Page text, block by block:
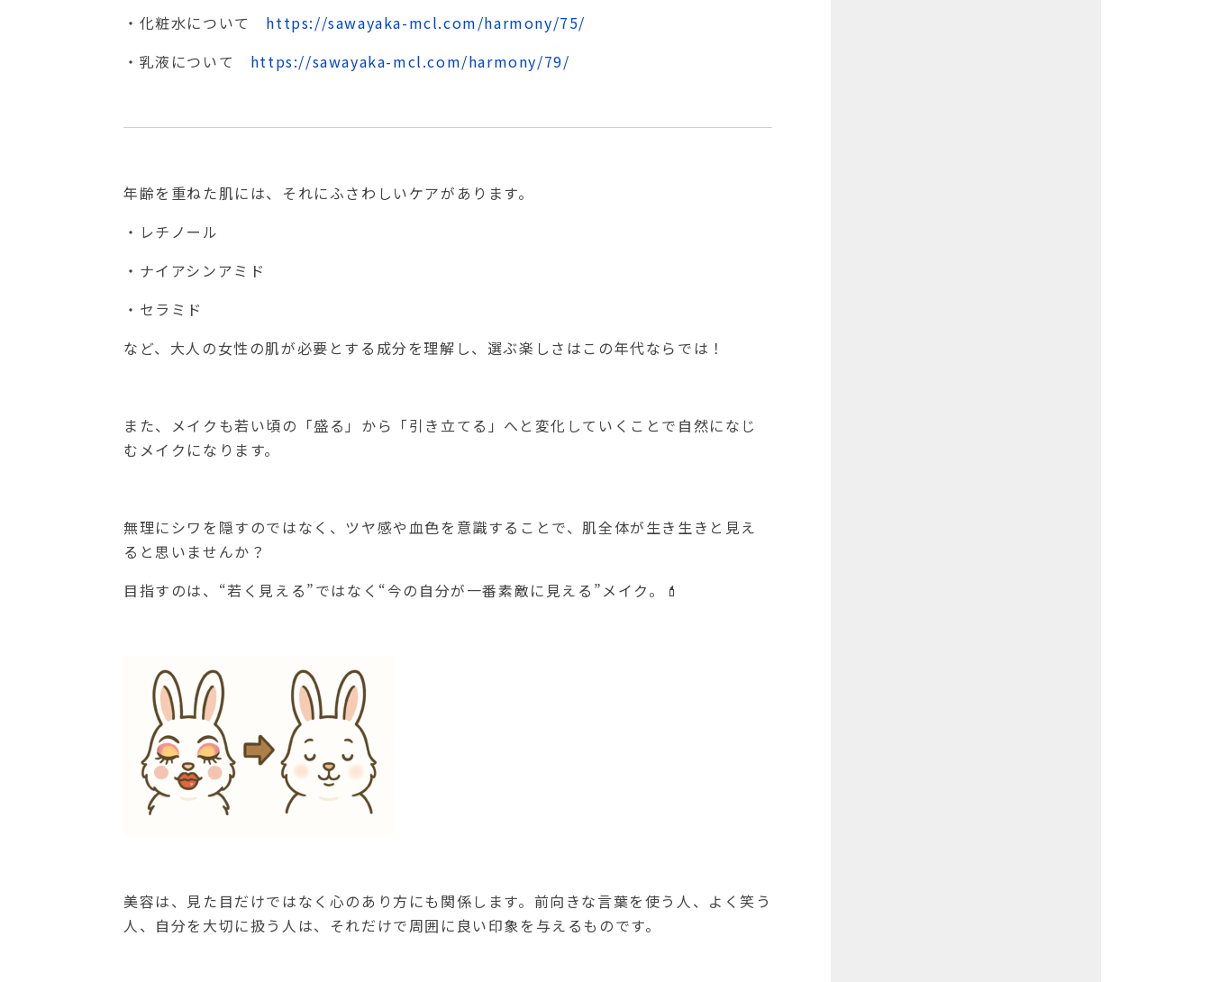
・化粧水について https://sawayaka-mcl.com/harmony/75/
・乳液について https://sawayaka-mcl.com/harmony/79/
年齢を重ねた肌には、それにふさわしいケアがあります。
・レチノール
・ナイアシンアミド
・セラミド
など、大人の女性の肌が必要とする成分を理解し、選ぶ楽しさはこの年代ならでは！
また、メイクも若い頃の「盛る」から「引き立てる」へと変化していくことで自然になじ
むメイクになります。
無理にシワを隠すのではなく、ツヤ感や血色を意識することで、肌全体が生き生きと見え
ると思いませんか？
目指すのは、“若く見える”ではなく“今の自分が一番素敵に見える”メイク。💄
美容は、見た目だけではなく心のあり方にも関係します。前向きな言葉を使う人、よく笑う
人、自分を大切に扱う人は、それだけで周囲に良い印象を与えるものです。